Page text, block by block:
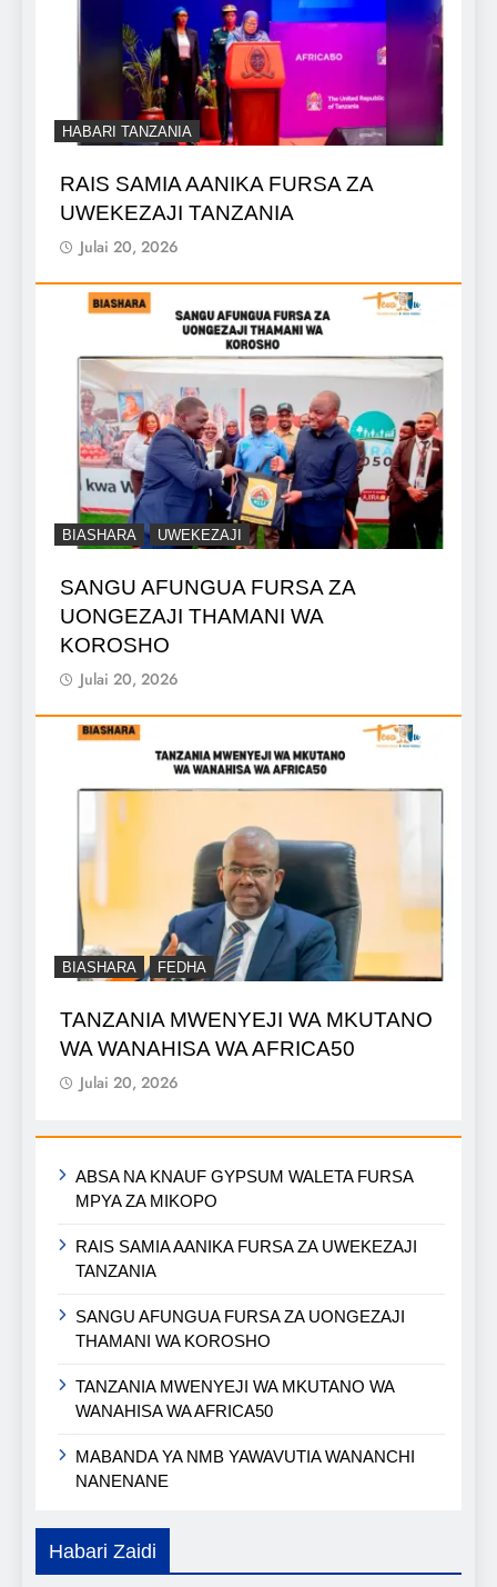
HABARI TANZANIA
RAIS SAMIA AANIKA FURSA ZA
UWEKEZAJI TANZANIA
Julai 20, 2026
BIASHARA UWEKEZAJI
SANGU AFUNGUA FURSA ZA
UONGEZAJI THAMANI WA
KOROSHO
Julai 20, 2026
BIASHARA FEDHA
TANZANIA MWENYEJI WA MKUTANO
WA WANAHISA WA AFRICA50
Julai 20, 2026
ABSA NA KNAUF GYPSUM WALETA FURSA
MPYA ZA MIKOPO
RAIS SAMIA AANIKA FURSA ZA UWEKEZAJI
TANZANIA
SANGU AFUNGUA FURSA ZA UONGEZAJI
THAMANI WA KOROSHO
TANZANIA MWENYEJI WA MKUTANO WA
WANAHISA WA AFRICA50
MABANDA YA NMB YAWAVUTIA WANANCHI
NANENANE
Habari Zaidi